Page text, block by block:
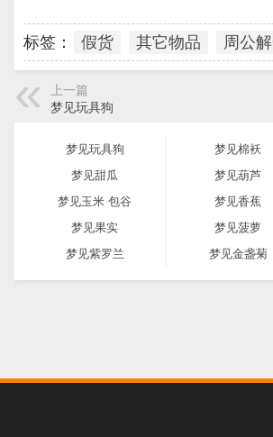
标签： 假货 其它物品 周公
上一篇
梦见玩具狗
梦见玩具狗 梦见棉袄
梦见甜瓜
梦见葫芦
梦见玉米 包谷
梦见香蕉
梦见果实
梦见菠萝
梦见紫罗兰
梦见金盏菊